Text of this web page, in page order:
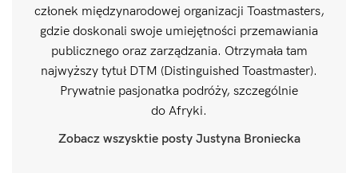
członek międzynarodowej organizacji Toastmasters,
gdzie doskonali swoje umiejętności przemawiania
publicznego oraz zarządzania. Otrzymała tam
najwyższy tytuł DTM (Distinguished Toastmaster).
Prywatnie pasjonatka podróży, szczególnie
do Afryki.
Zobacz wszysktie posty Justyna Broniecka